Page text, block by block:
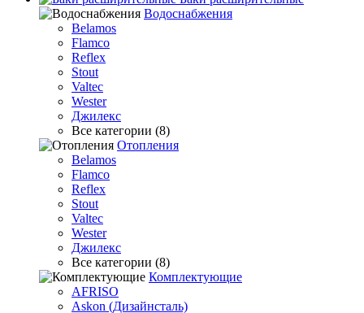
Водоснабжения
Belamos
Flamco
Reflex
Stout
Valtec
Wester
Джилекс
Все категории (8)
Отопления
Belamos
Flamco
Reflex
Stout
Valtec
Wester
Джилекс
Все категории (8)
Комплектующие
AFRISO
Askon (Дизайнсталь)